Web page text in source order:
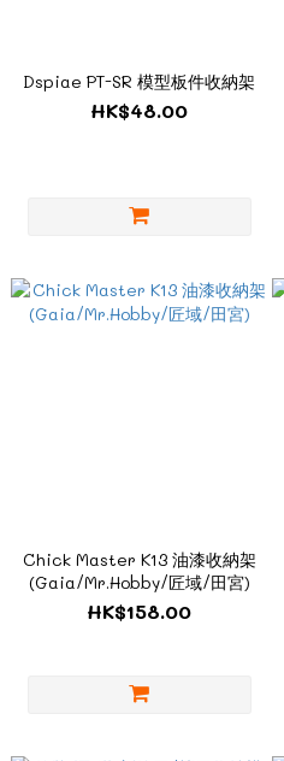
Dspiae PT-SR 模型板件收納架
HK$48.00
Chick Master K13 油漆收納架
(Gaia/Mr.Hobby/匠域/田宮)
HK$158.00